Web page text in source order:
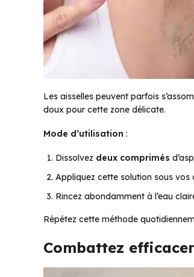
Les aisselles peuvent parfois
doux pour cette zone délicate.
Mode d’utilisation :
Dissolvez deux comprimés
Appliquez cette solution sous vos
Rincez abondamment à l’eau
Répétez cette méthode
Combattez